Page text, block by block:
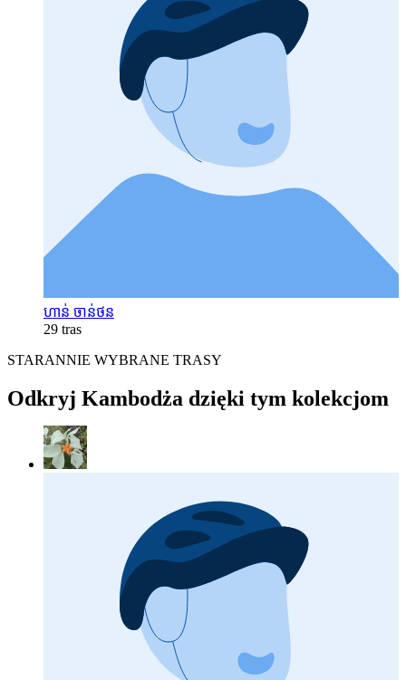
ហាន់ ចាន់ថន
29 tras
STARANNIE WYBRANE TRASY
Odkryj Kambodża dzięki tym kolekcjom